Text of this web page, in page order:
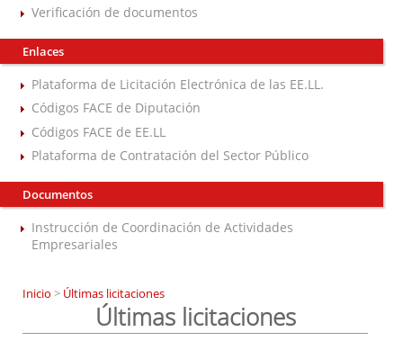
Verificación de documentos
Enlaces
Plataforma de Licitación Electrónica de las EE.LL.
Códigos FACE de Diputación
Códigos FACE de EE.LL
Plataforma de Contratación del Sector Público
Documentos
Instrucción de Coordinación de Actividades
Empresariales
Inicio > Últimas licitaciones
Últimas licitaciones